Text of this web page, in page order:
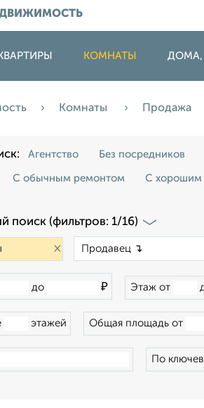
КВАРТИРЫ КОМНАТЫ ДОМА,
Комнаты Продажа
Агентство Без посредников
С обычным ремонтом С хорошим
поиск (фильтров: 1/16)
×
до ₽ Этаж от
этажей Общая площадь от
По